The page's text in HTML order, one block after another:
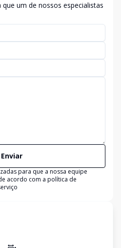
um de nossos especialistas
Enviar
para que a nossa equipe
acordo com a política de